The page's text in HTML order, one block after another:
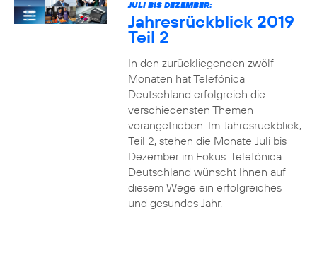
JULI BIS DEZEMBER:
Jahresrückblick 2019
Teil 2
In den zurückliegenden zwölf
Monaten hat Telefónica
Deutschland erfolgreich die
verschiedensten Themen
vorangetrieben. Im Jahresrückblick,
Teil 2, stehen die Monate Juli bis
Dezember im Fokus. Telefónica
Deutschland wünscht Ihnen auf
diesem Wege ein erfolgreiches
und gesundes Jahr.